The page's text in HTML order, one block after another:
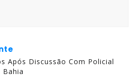
Após Discussão Com Policial
Bahia